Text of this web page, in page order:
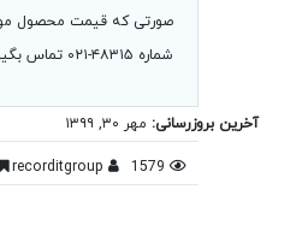
صورتی که قیمت محصول
شماره ۴۸۳۱۵-۰۲۱ تماس بگیرید.
آخرین بروزرسانی: مهر ۳۰, ۱۳۹۹
1579